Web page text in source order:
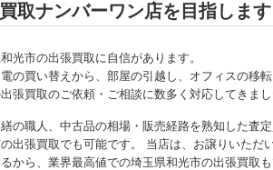
取ナンバーワン店を目指します
光市の出張買取に自信があります。
の買い替えから、部屋の引越し、オフィスの移
張買取のご依頼・ご相談に数多く対応してきまし
の職人、中古品の相場・販売経路を熟知した査
出張買取でも可能です。 当店は、お譲りいただ
から、業界最高値での埼玉県和光市の出張買取も